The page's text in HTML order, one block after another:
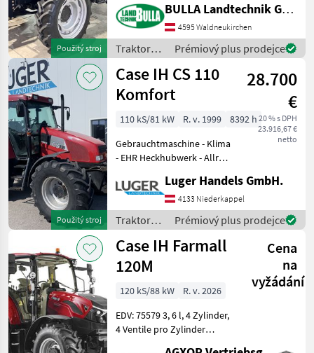
Použitý stroj
Fronthubwerk mit
Unterzug + 2 Leitungen
nach vorne + 5x DW
Zusatzsteuergeräte (3x
hinten und
BULLA Landtechnik GmbH
4595 Waldneukirchen
Traktory /
Case IH
Prémiový plus prodejce
Použitý stroj
Case IH CS 110
Komfort
28.700
€
20 % s DPH
23.916,67 €
netto
110 kS/81 kW R. v. 1999
8392 h
Gebrauchtmaschine - Klima
- EHR Heckhubwerk - Allrad
Druckluftbremse Pohon:
Pohon všetkých kolies,
Zapájanie počas
zaťažovania , Stanovište ruš
Luger Handels GmbH.
4133 Niederkappel
Traktory /
Case IH
Prémiový plus prodejce
Case IH Farmall
120M
Cena
na
vyžádání
120 kS/88 kW
R. v. 2026
EDV: 75579 3, 6 l, 4 Zylinder,
4 Ventile pro Zylinder